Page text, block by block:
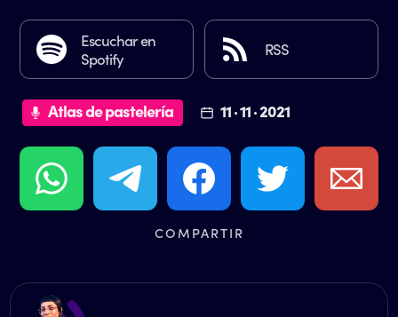
Escuchar en
Spotify
RSS
Atlas de pastelería 11 · 11 · 2021
COMPARTIR